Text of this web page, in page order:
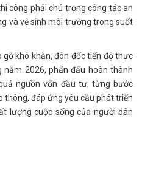
công phải chú trọng công tác an
và vệ sinh môi trường trong suốt
khó khăn, đôn đốc tiến độ thực
năm 2026, phấn đấu hoàn thành
nguồn vốn đầu tư, từng bước
thông, đáp ứng yêu cầu phát triển
lượng cuộc sống của người dân